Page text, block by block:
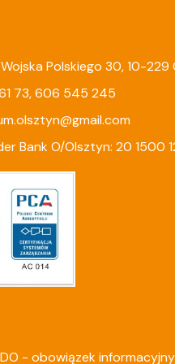
Polskiego 30, 10-229
73,606 545 245
Bank O/Olsztyn: 20 1500
- obowiązek informacyjny